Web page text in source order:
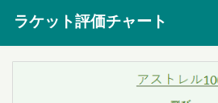
ラケット評価チャート